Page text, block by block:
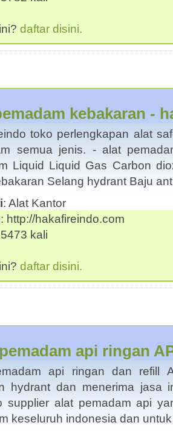
daftar disini.
kebakaran -
toko perlengkapan alat
semua jenis. - alat
Liquid Liquid Gas Carbon
Selang hydrant Baju
: Alat Kantor
: http://hakafireindo.com
kali
daftar disini.
api ringan
api ringan dan refill
hydrant dan menerima jasa
supplier alat pemadam api
keseluruh indonesia dan